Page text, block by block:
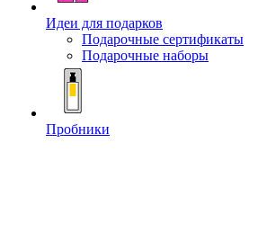
Идеи для подарков
Подарочные сертификаты
Подарочные наборы
Пробники